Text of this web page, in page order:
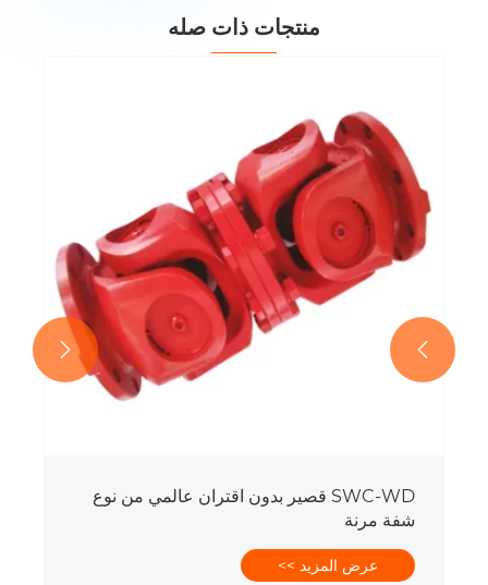
منتجات ذات صله
SWC-BF اقتران عالمي من نوع شفة مرنة
قياسية
عرض المزيد >>

